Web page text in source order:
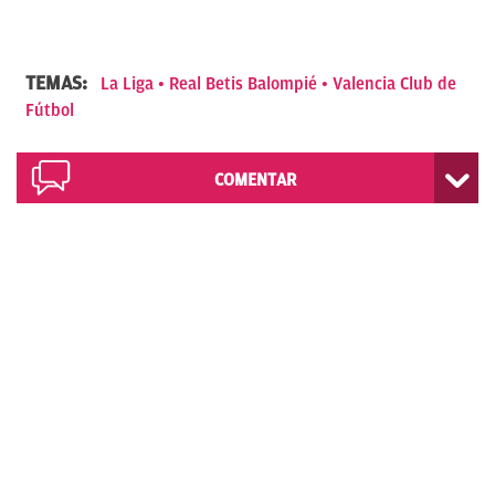
TEMAS: La Liga Real Betis Balompié
Valencia Club de
Fútbol
COMENTAR